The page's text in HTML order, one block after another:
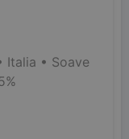
Italia • Soave